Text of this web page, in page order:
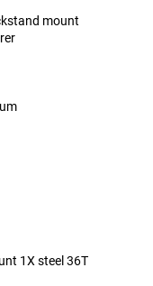
mount
1X steel 36T